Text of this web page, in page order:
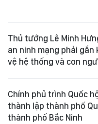
Thủ tướng Lê Minh
an ninh mạng phải gắn
vệ hệ thống và con
Chính phủ trình Quốc
thành lập thành phố
thành phố Bắc Ninh